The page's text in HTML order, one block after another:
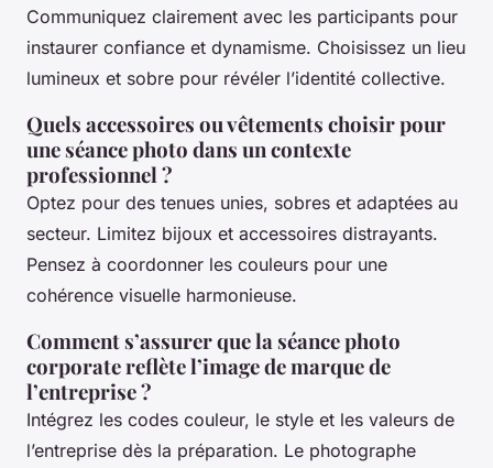
Communiquez clairement avec les participants pour
instaurer confiance et dynamisme. Choisissez un lieu
lumineux et sobre pour révéler l’identité collective.
Quels accessoires ou vêtements choisir pour
une séance photo dans un contexte
professionnel ?
Optez pour des tenues unies, sobres et adaptées au
secteur. Limitez bijoux et accessoires distrayants.
Pensez à coordonner les couleurs pour une
cohérence visuelle harmonieuse.
Comment s’assurer que la séance photo
corporate reflète l’image de marque de
l’entreprise ?
Intégrez les codes couleur, le style et les valeurs de
l’entreprise dès la préparation. Le photographe